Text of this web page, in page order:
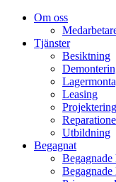
Om oss
Tjänster
Besiktning
Leasing
Utbildning
Begagnat